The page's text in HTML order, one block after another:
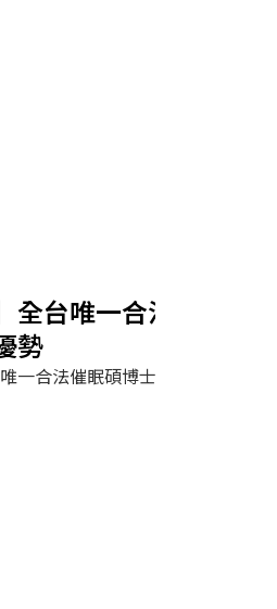
全台唯一合法催眠碩
勢